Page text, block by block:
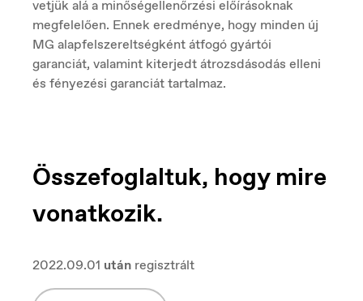
España
Español
English
Français
vetjük alá a minőségellenőrzési előírásoknak
megfelelően. Ennek eredménye, hogy minden új
MG alapfelszereltségként átfogó gyártói
garanciát, valamint kiterjedt átrozsdásodás elleni
és fényezési garanciát tartalmaz.
Összefoglaltuk, hogy mire
vonatkozik.
2022.09.01 után regisztrált